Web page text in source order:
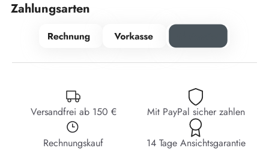
Zahlungsarten
Versandfrei ab 150 € Mit PayPal sicher zahlen
Rechnungskauf 14 Tage Ansichtsgarantie